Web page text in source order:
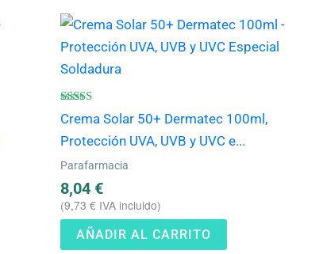
Valorado
con
4.75
de 5
Crema Solar 50+ Dermatec 100ml,
Protección UVA, UVB y UVC e...
Parafarmacia
8,04 €
(9,73 € IVA incluido)
AÑADIR AL CARRITO